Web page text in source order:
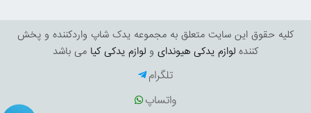
کليه حقوق اين سايت متعلق به مجموعه یدک شاپ واردکننده و پخش
کننده لوازم یدکی هیوندای و لوازم یدکی کیا می باشد
تلگرام
واتساپ